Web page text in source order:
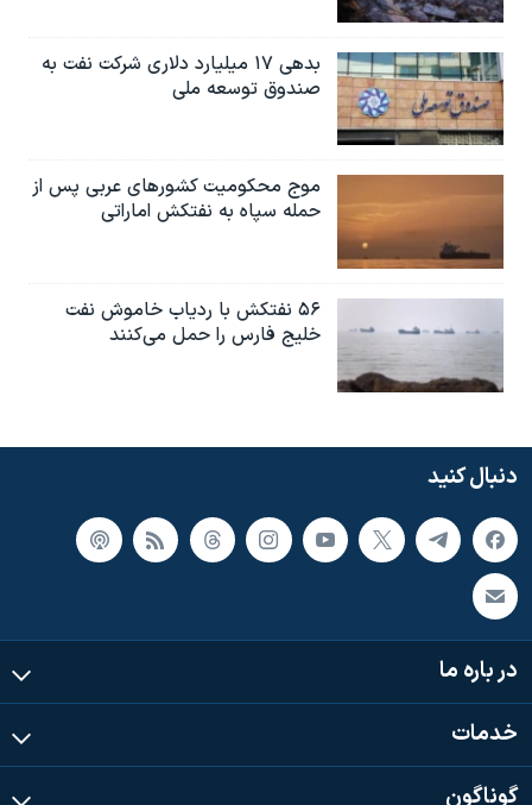
بدهی ۱۷ میلیارد دلاری شرکت نفت به
صندوق توسعه ملی
موج محکومیت کشورهای عربی پس از
حمله سپاه به نفتکش اماراتی
۵۶ نفتکش با ردیاب خاموش نفت
خلیج فارس را حمل می‌کنند
دنبال کنید
در باره ما
خدمات
گوناگون